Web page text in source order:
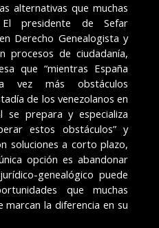
alternativas que muchas
El presidente de Sefar
Derecho Genealogista y
procesos de ciudadanía,
que “mientras España
vez más obstáculos
de los venezolanos en
se prepara y especializa
estos obstáculos” y
soluciones a corto plazo,
opción es abandonar
genealógico puede
que muchas
marcan la diferencia en su